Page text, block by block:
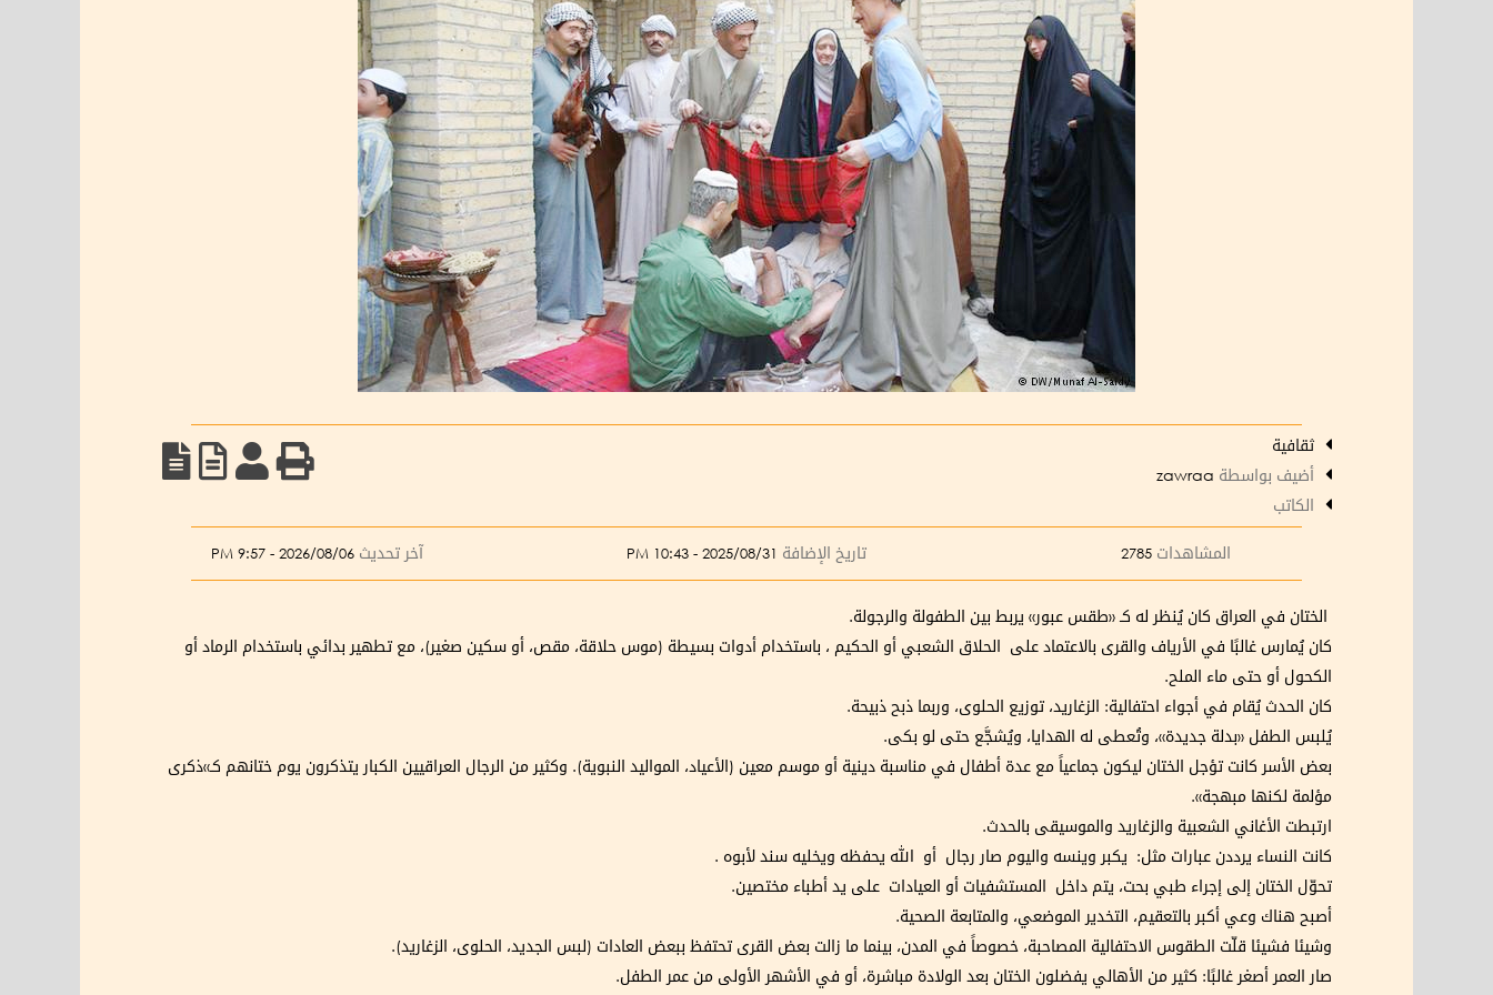
ثقافية
أضيف بواسطة
الكاتب
المشاهدات 2785 تاريخ الإضافة 2025/08/31 - 10:43 PM آخر تحديث 2026/08/06 - 9:57 PM
الختان في العراق كان يُنظر له كـ «طقس عبور» يربط بين الطفولة والرجولة.
كان يُمارس غالبًا في الأرياف والقرى بالاعتماد على الحلاق الشعبي أو الحكيم ، باستخدام أدوات بسيطة (موس حلاقة، مقص، أو سكين صغير)، مع تطهير بدائي باستخدام الرماد أو
الكحول أو حتى ماء الملح.
كان الحدث يُقام في أجواء احتفالية: الزغاريد، توزيع الحلوى، وربما ذبح ذبيحة.
يُلبس الطفل «بدلة جديدة»، وتُعطى له الهدايا، ويُشجَّع حتى لو بكى.
بعض الأسر كانت تؤجل الختان ليكون جماعياً مع عدة أطفال في مناسبة دينية أو موسم معين (الأعياد، المواليد النبوية). وكثير من الرجال العراقيين الكبار يتذكرون يوم ختانهم كـ»ذكرى
مؤلمة لكنها مبهجة».
ارتبطت الأغاني الشعبية والزغاريد والموسيقى بالحدث.
كانت النساء يرددن عبارات مثل: يكبر وينسه واليوم صار رجال أو الله يحفظه ويخليه سند لأبوه .
تحوّل الختان إلى إجراء طبي بحت، يتم داخل المستشفيات أو العيادات على يد أطباء مختصين.
أصبح هناك وعي أكبر بالتعقيم، التخدير الموضعي، والمتابعة الصحية.
وشيئا فشيئا قلّت الطقوس الاحتفالية المصاحبة، خصوصاً في المدن، بينما ما زالت بعض القرى تحتفظ ببعض العادات (لبس الجديد، الحلوى، الزغاريد).
صار العمر أصغر غالبًا: كثير من الأهالي يفضلون الختان بعد الولادة مباشرة، أو في الأشهر الأولى من عمر الطفل.